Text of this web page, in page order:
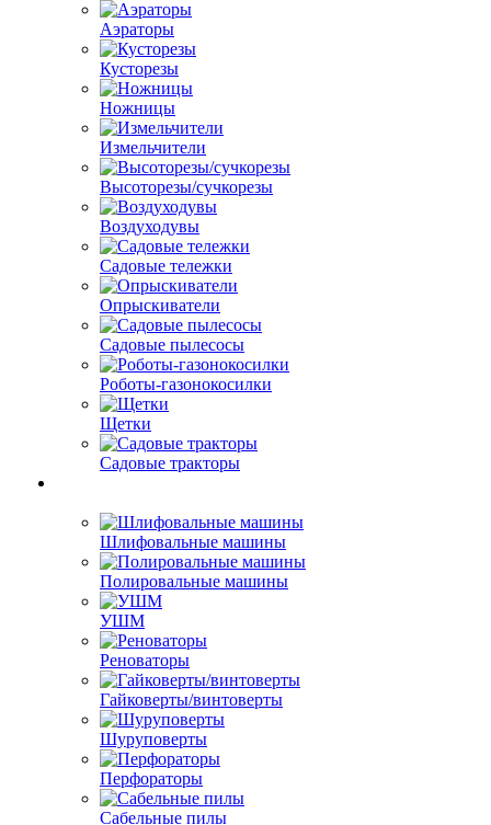
Аэраторы
Кусторезы
Ножницы
Измельчители
Высоторезы/сучкорезы
Воздуходувы
Садовые тележки
Опрыскиватели
Садовые пылесосы
Роботы-газонокосилки
Щетки
Садовые тракторы
Шлифовальные машины
Полировальные машины
УШМ
Реноваторы
Гайковерты/винтоверты
Шуруповерты
Перфораторы
Сабельные пилы